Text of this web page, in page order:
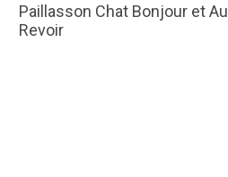
Paillasson Chat Bonjour et Au
Revoir